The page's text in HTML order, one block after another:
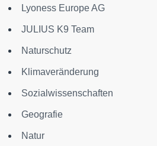
Lyoness Europe AG
JULIUS K9 Team
Naturschutz
Klimaveränderung
Sozialwissenschaften
Geografie
Natur